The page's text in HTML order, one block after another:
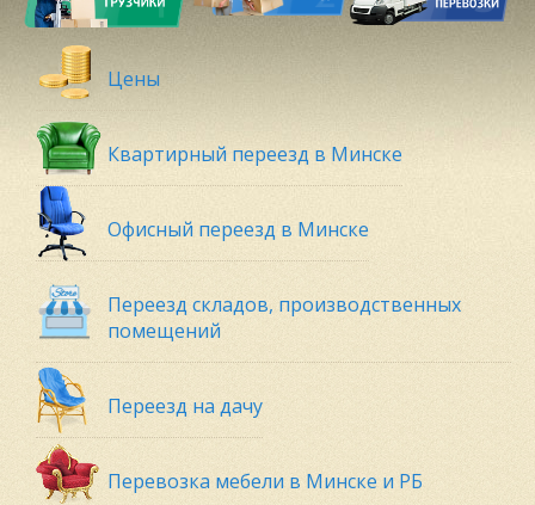
Цены
Квартирный переезд в Минске
Офисный переезд в Минске
Переезд складов, производственных
помещений
Переезд на дачу
Перевозка мебели в Минске и РБ